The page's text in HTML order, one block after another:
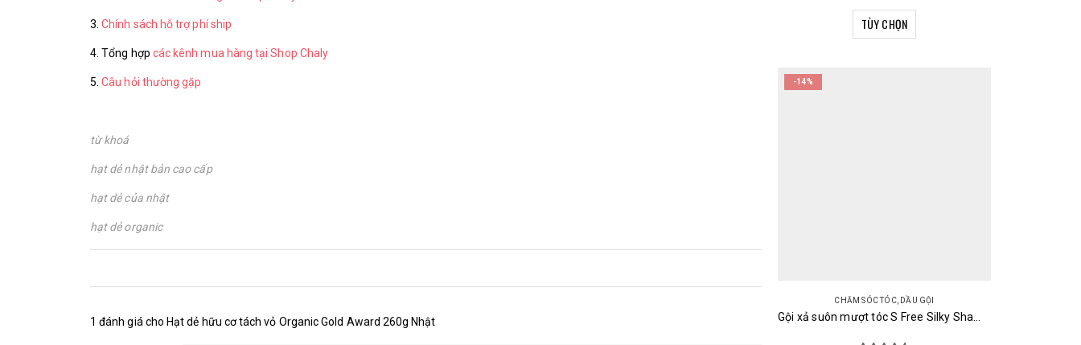
3.Chính sách hỗ trợ phí ship
4. Tổng hợp các kênh mua hàng tại Shop Chaly
5.Câu hỏi thường gặp
từ khoá
hạt dẻ nhật bản cao cấp
hạt dẻ của nhật
hạt dẻ organic
1 đánh giá cho Hạt dẻ hữu cơ tách vỏ Organic Gold Award 260g Nhật
TÙY CHỌN
-14%
CHĂM SÓC TÓC, DẦU GỘI
Gội xả suôn mượt tóc S Free Silky Shampoo & Treatment Smooth 480ml Nhật